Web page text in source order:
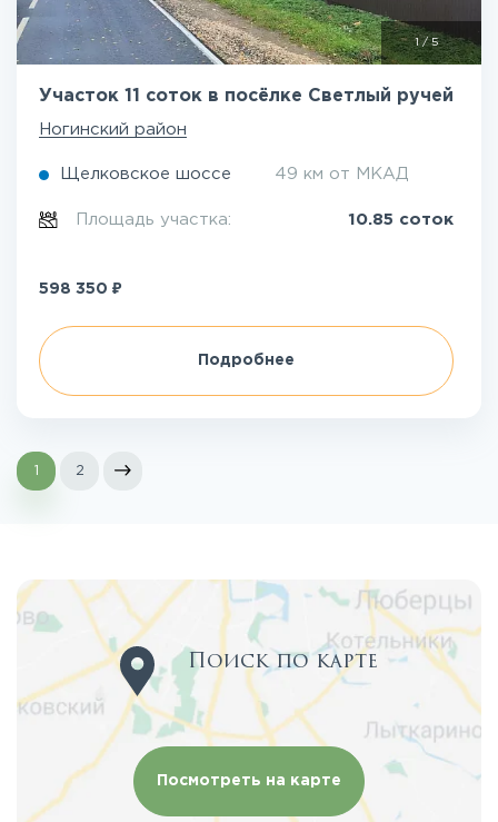
1 /5
Участок 11 соток в посёлке Светлый ручей
Ногинский район
Щелковское шоссе 49 км от МКАД
Площадь участка: 10.85 соток
598 350 ₽
Подробнее
1 2
Поиск по карте
Посмотреть на карте